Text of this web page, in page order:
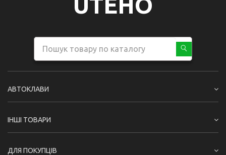
АВТОКЛАВИ
ІНШІ ТОВАРИ
ДЛЯ ПОКУПЦІВ